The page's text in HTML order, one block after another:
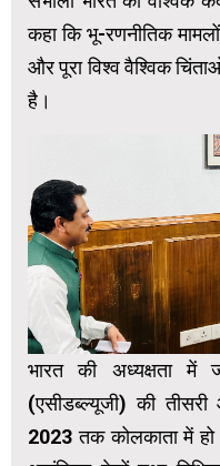
कहा कि भू-रणनीतिक
और पूरा विश्व वैश्विक
है।
भारत की अध्यक्षता में
(एसीडब्ल्यूजी) की
2023 तक कोलकाता में